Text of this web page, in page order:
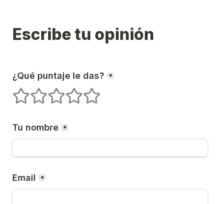
Escribe tu opinión
¿Qué puntaje le das? *
1 estrellas2 estrellas
3 estrellas
4 estrellas5 estrellas
Tu nombre *
Email *